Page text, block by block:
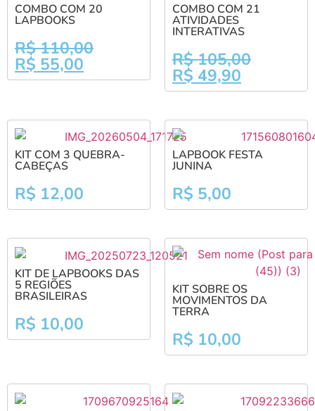
COMBO COM 20
LAPBOOKS
R$110,00
R$ 55,00
COMBO COM 21
ATIVIDADES
INTERATIVAS
R$105,00
R$ 49,90
KIT COM 3 QUEBRA-
CABEÇAS
R$ 12,00
LAPBOOK FESTA
JUNINA
R$ 5,00
KIT DE LAPBOOKS DAS
5 REGIÕES
BRASILEIRAS
R$ 10,00
KIT SOBRE OS
MOVIMENTOS DA
TERRA
R$ 10,00